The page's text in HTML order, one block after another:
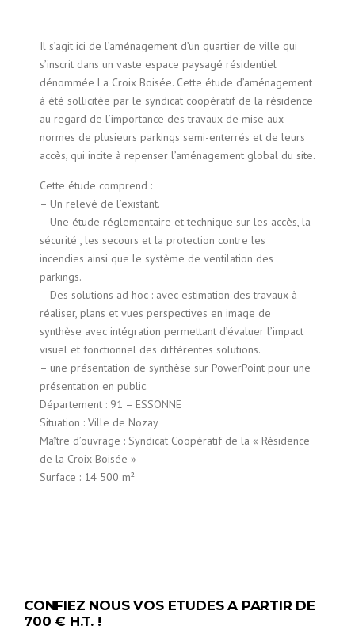
Il s’agit ici de l’aménagement d’un quartier de ville qui
s’inscrit dans un vaste espace paysagé résidentiel
dénommée La Croix Boisée. Cette étude d’aménagement
à été sollicitée par le syndicat coopératif de la résidence
au regard de l’importance des travaux de mise aux
normes de plusieurs parkings semi-enterrés et de leurs
accès, qui incite à repenser l’aménagement global du site.
Cette étude comprend :
– Un relevé de l’existant.
– Une étude réglementaire et technique sur les accès, la
sécurité , les secours et la protection contre les
incendies ainsi que le système de ventilation des
parkings.
– Des solutions ad hoc : avec estimation des travaux à
réaliser, plans et vues perspectives en image de
synthèse avec intégration permettant d’évaluer l’impact
visuel et fonctionnel des différentes solutions.
– une présentation de synthèse sur PowerPoint pour une
présentation en public.
Département : 91 – ESSONNE
Situation : Ville de Nozay
Maître d’ouvrage : Syndicat Coopératif de la « Résidence
de la Croix Boisée »
Surface : 14 500 m²
CONFIEZ NOUS VOS ETUDES A PARTIR DE
700 € H.T. !